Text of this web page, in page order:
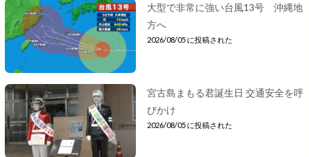
大型で非常に強い台風13号 沖縄地
方へ
2026/08/05 に投稿された
宮古島まもる君誕生日 交通安全を呼
びかけ
2026/08/05 に投稿された